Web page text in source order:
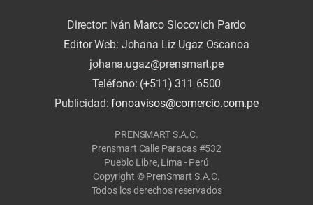
Director: Iván Marco Slocovich Pardo
Editor Web: Johana Liz Ugaz Oscanoa
johana.ugaz@prensmart.pe
Teléfono: (+511) 311 6500
Publicidad:fonoavisos@comercio.com.pe
PRENSMART S.A.C.
Prensmart Calle Paracas #532
Pueblo Libre, Lima - Perú
Copyright © PrenSmart S.A.C.
Todos los derechos reservados